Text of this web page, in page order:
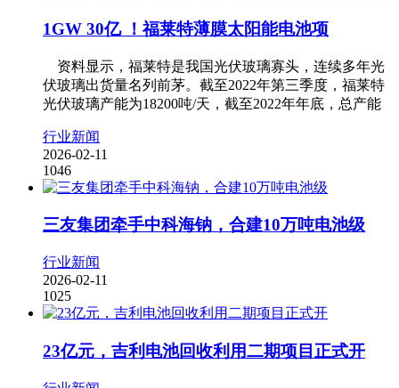
1GW 30亿 ！福莱特薄膜太阳能电池项
资料显示，福莱特是我国光伏玻璃寡头，连续多年光
伏玻璃出货量名列前茅。截至2022年第三季度，福莱特
光伏玻璃产能为18200吨/天，截至2022年年底，总产能
行业新闻
2026-02-11
1046
三友集团牵手中科海钠，合建10万吨电池级
行业新闻
2026-02-11
1025
23亿元，吉利电池回收利用二期项目正式开